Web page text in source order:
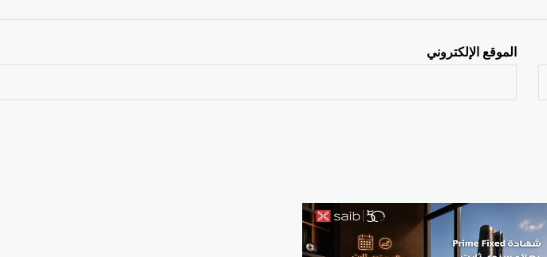
الموقع الإلكتروني